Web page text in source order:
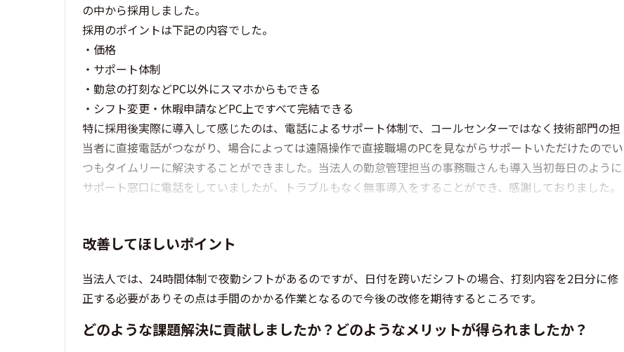
の中から採用しました。
採用のポイントは下記の内容でした。
・価格
・サポート体制
・勤怠の打刻などPC以外にスマホからもできる
・シフト変更・休暇申請などPC上ですべて完結できる
特に採用後実際に導入して感じたのは、電話によるサポート体制で、コールセンターではなく技術部門の担
当者に直接電話がつながり、場合によっては遠隔操作で直接職場のPCを見ながらサポートいただけたのでい
つもタイムリーに解決することができました。当法人の勤怠管理担当の事務職さんも導入当初毎日のように
サポート窓口に電話をしていましたが、トラブルもなく無事導入をすることができ、感謝しておりました。
改善してほしいポイント
当法人では、24時間体制で夜勤シフトがあるのですが、日付を跨いだシフトの場合、打刻内容を2日分に修
正する必要がありその点は手間のかかる作業となるので今後の改修を期待するところです。
どのような課題解決に貢献しましたか？どのようなメリットが得られましたか？